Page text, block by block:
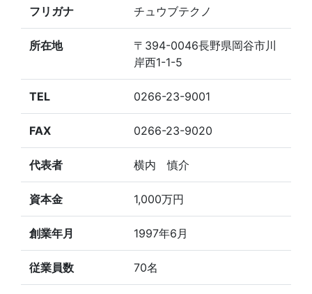
フリガナ チュウブテクノ
所在地
〒394-0046長野県岡谷市川
岸西1-1-5
TEL 0266-23-9001
FAX 0266-23-9020
代表者 横内 慎介
資本金 1,000万円
創業年月 1997年6月
従業員数 70名